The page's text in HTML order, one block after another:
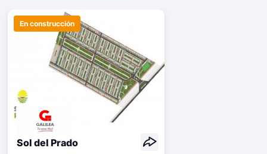
En construcción
Sol del Prado